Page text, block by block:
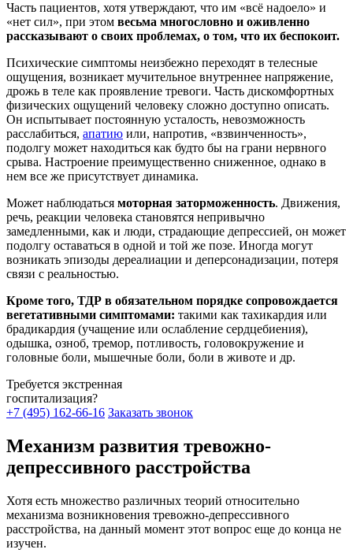
Часть пациентов, хотя утверждают, что им «всё надоело» и
«нет сил», при этом весьма многословно и оживленно
рассказывают о своих проблемах, о том, что их беспокоит.
Психические симптомы неизбежно переходят в телесные
ощущения, возникает мучительное внутреннее напряжение,
дрожь в теле как проявление тревоги. Часть дискомфортных
физических ощущений человеку сложно доступно описать.
Он испытывает постоянную усталость, невозможность
расслабиться, апатию или, напротив, «взвинченность»,
подолгу может находиться как будто бы на грани нервного
срыва. Настроение преимущественно сниженное, однако в
нем все же присутствует динамика.
Может наблюдаться моторная заторможенность. Движения,
речь, реакции человека становятся непривычно
замедленными, как и люди, страдающие депрессией, он может
подолгу оставаться в одной и той же позе. Иногда могут
возникать эпизоды дереалиации и деперсонадизации, потеря
связи с реальностью.
Кроме того, ТДР в обязательном порядке сопровождается
вегетативными симптомами: такими как тахикардия или
брадикардия (учащение или ослабление сердцебиения),
одышка, озноб, тремор, потливость, головокружение и
головные боли, мышечные боли, боли в животе и др.
Требуется экстренная
госпитализация?
+7 (495) 162-66-16 Заказать звонок
Механизм развития тревожно-
депрессивного расстройства
Хотя есть множество различных теорий относительно
механизма возникновения тревожно-депрессивного
расстройства, на данный момент этот вопрос еще до конца не
изучен.